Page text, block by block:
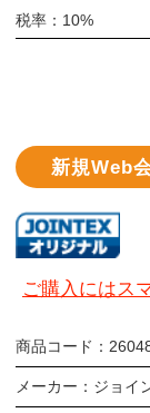
税率：10%
新規Web
ご購入にはス
商品コード：
メーカー： ジョイ